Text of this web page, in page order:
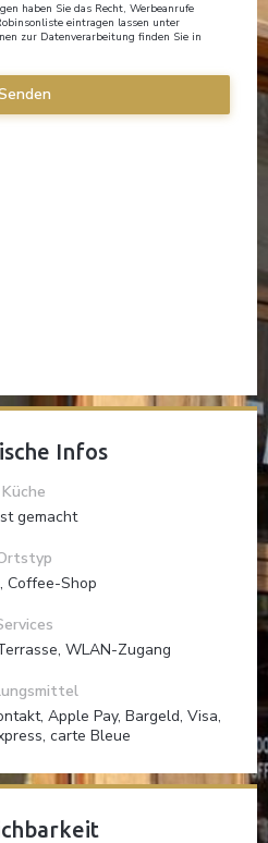
haben Sie das Recht, Werbeanrufe
eintragen lassen unter
zur Datenverarbeitung finden Sie in
Infos
Küche
gemacht
Coffee-Shop
WLAN-Zugang
Apple Pay, Bargeld, Visa,
carte Bleue